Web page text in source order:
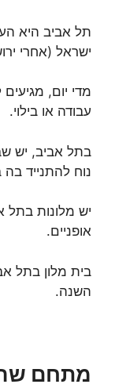
תל אביב היא
ישראל (אחרי
מדי יום,
עבודה או בילוי.
בתל אביב, יש
נוח להתנייד בה
יש מלונות
אופניים.
בית מלון בתל
השנה.
מתחם